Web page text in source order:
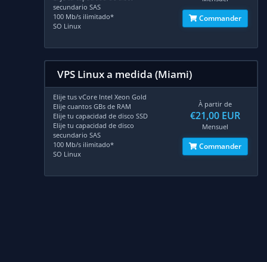
secundario SAS
100 Mb/s ilimitado*
SO Linux
Commander
VPS Linux a medida (Miami)
Elije tus vCore Intel Xeon Gold
Elije cuantos GBs de RAM
Elije tu capacidad de disco SSD
Elije tu capacidad de disco
secundario SAS
100 Mb/s ilimitado*
SO Linux
À partir de
€21,00 EUR
Mensuel
Commander